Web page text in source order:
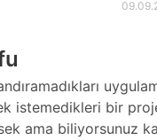
istemedikleri bir
ama biliyorsunuz